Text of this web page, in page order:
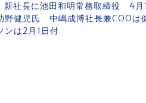
新社長に池田和明常務取締役 4
健児氏 中嶋成博社長兼COOは
は2月1日付